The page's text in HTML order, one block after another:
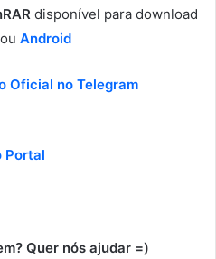
disponível para download
ou Android
Oficial no Telegram
Portal
Quer nós ajudar =)